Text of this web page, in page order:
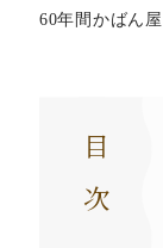
60年間かばん
目次